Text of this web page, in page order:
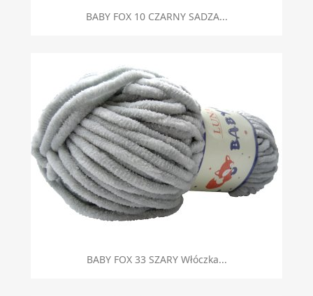
BABY FOX 10 CZARNY SADZA...
BABY FOX 33 SZARY Włóczka...